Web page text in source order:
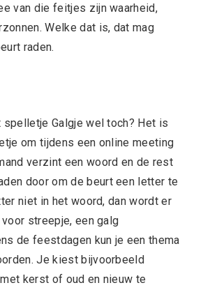
van die feitjes zijn waarheid,
Welke dat is, dat mag
raden.
spelletje Galgje wel toch? Het is
om tijdens een online meeting
verzint een woord en de rest
door om de beurt een letter te
niet in het woord, dan wordt er
streepje, een galg
de feestdagen kun je een thema
Je kiest bijvoorbeeld
kerst of oud en nieuw te